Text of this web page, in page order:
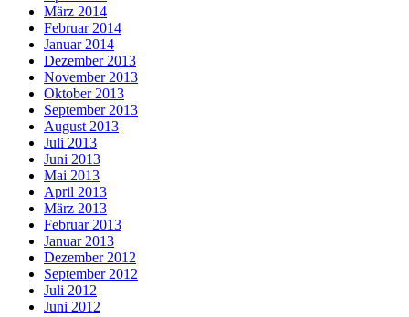
März 2014
Februar 2014
Januar 2014
Dezember 2013
November 2013
Oktober 2013
September 2013
August 2013
Juli 2013
Juni 2013
Mai 2013
April 2013
März 2013
Februar 2013
Januar 2013
Dezember 2012
September 2012
Juli 2012
Juni 2012